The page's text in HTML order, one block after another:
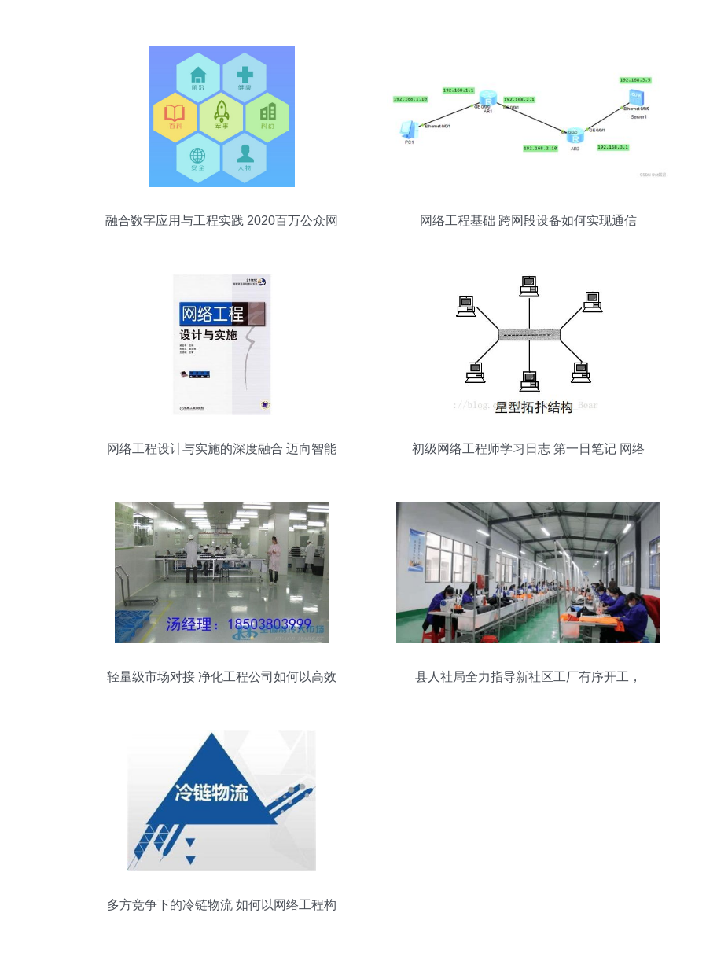
融合数字应用与工程实践 2020百万公众网
网络工程基础 跨网段设备如何实现通信
网络工程设计与实施的深度融合 迈向智能
初级网络工程师学习日志 第一日笔记 网络
轻量级市场对接 净化工程公司如何以高效
县人社局全力指导新社区工厂有序开工，
多方竞争下的冷链物流 如何以网络工程构